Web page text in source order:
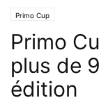
Primo Cup
Primo
plus de
édition